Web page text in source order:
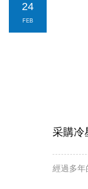
24
FEB
采購冷
經過多年